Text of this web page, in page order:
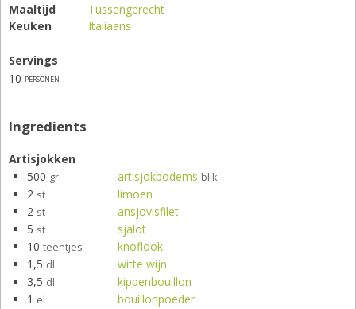
Maaltijd
Tussengerecht
Keuken
Italiaans
Servings
10 personen
Ingredients
Artisjokken
500 gr artisjokbodems blik
2 st
limoen
2 st
ansjovisfilet
5 st
sjalot
10 teentjes
knoflook
1,5 dl
witte wijn
3,5 dl
kippenbouillon
1 el
bouillonpoeder